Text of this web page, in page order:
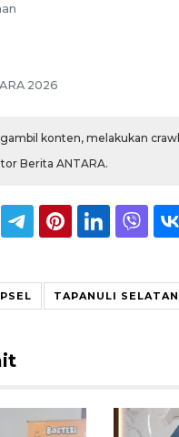
2026
konten, melakukan
Berita ANTARA.
TAPANULI SELATAN